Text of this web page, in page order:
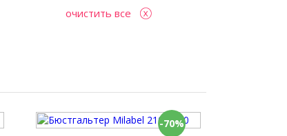
очистить все
-70%